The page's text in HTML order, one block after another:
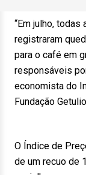
“Em julho,
registraram
para o café em
responsáveis
economista do
Fundação
O Índice de
de um recuo de